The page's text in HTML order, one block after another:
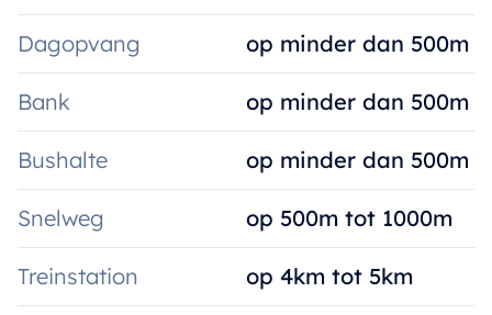
Dagopvang op minder dan 500m
Bank op minder dan 500m
Bushalte op minder dan 500m
Snelweg op 500m tot 1000m
Treinstation op 4km tot 5km